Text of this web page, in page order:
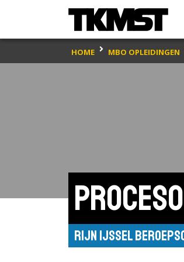
HOME MBO OPLEIDINGEN
Rijn IJssel